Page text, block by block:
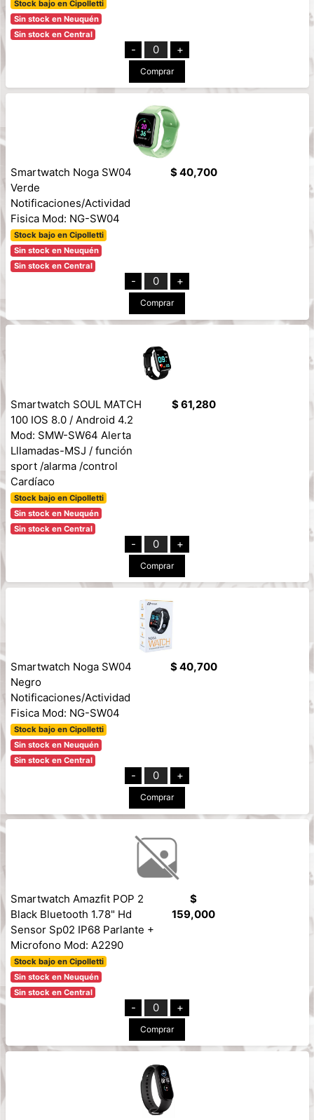
Stock bajo en Cipolletti
Sin stock en Neuquén
Sin stock en Central
- 0 +
Comprar
Smartwatch Noga SW04
Verde
Notificaciones/Actividad
Fisica Mod: NG-SW04
Stock bajo en Cipolletti
Sin stock en Neuquén
Sin stock en Central
$ 40,700
- 0 +
Comprar
Smartwatch SOUL MATCH
100 IOS 8.0 / Android 4.2
Mod: SMW-SW64 Alerta
Lllamadas-MSJ / función
sport /alarma /control
Cardíaco
Stock bajo en Cipolletti
Sin stock en Neuquén
Sin stock en Central
$ 61,280
- 0 +
Comprar
Smartwatch Noga SW04
Negro
Notificaciones/Actividad
Fisica Mod: NG-SW04
Stock bajo en Cipolletti
Sin stock en Neuquén
Sin stock en Central
$ 40,700
- 0 +
Comprar
Smartwatch Amazfit POP 2
Black Bluetooth 1.78" Hd
Sensor Sp02 IP68 Parlante +
Microfono Mod: A2290
Stock bajo en Cipolletti
Sin stock en Neuquén
Sin stock en Central
$
159,000
- 0 +
Comprar